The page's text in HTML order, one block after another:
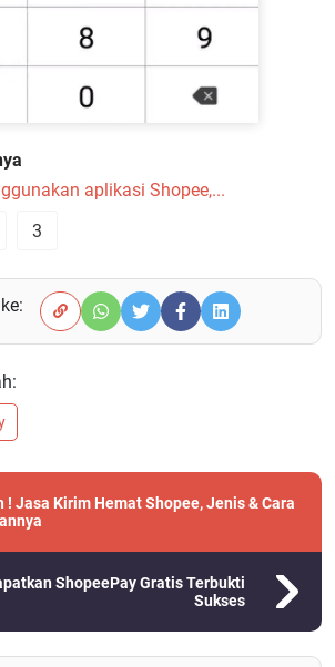
aplikasi Shopee,...
3
! Jasa Kirim Hemat Shopee, Jenis & Cara
ShopeePay Gratis Terbukti
Sukses